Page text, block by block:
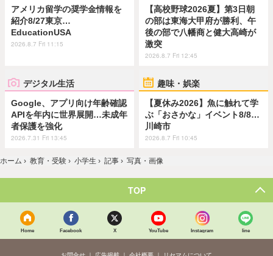
アメリカ留学の奨学金情報を
紹介8/27東京…
EducationUSA
2026.8.7 Fri 11:15
【高校野球2026夏】第3日朝
の部は東海大甲府が勝利、午
後の部で八幡商と健大高崎が
激突
2026.8.7 Fri 12:45
デジタル生活
Google、アプリ向け年齢確認
APIを年内に世界展開…未成年
者保護を強化
2026.7.31 Fri 13:45
趣味・娯楽
【夏休み2026】魚に触れて学
ぶ「おさかな」イベント8/8…
川崎市
2026.8.7 Fri 10:45
ホーム › 教育・受験 › 小学生 › 記事 › 写真・画像
TOP
Home Facebook X YouTube Instagram line